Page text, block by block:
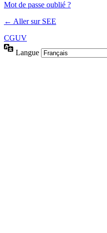
Mot de passe oublié ?
← Aller sur SEE
CGUV
Langue